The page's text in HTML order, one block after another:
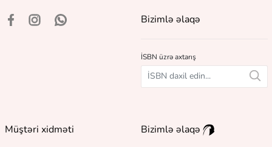
Bizimlə əlaqə
İSBN üzrə axtarış
Müştəri xidməti
Bizimlə əlaqə